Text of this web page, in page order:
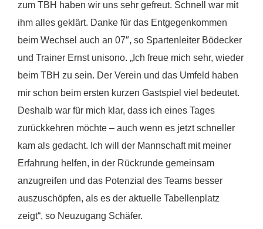
zum TBH haben wir uns sehr gefreut. Schnell war mit
ihm alles geklärt. Danke für das Entgegenkommen
beim Wechsel auch an 07″, so Spartenleiter Bödecker
und Trainer Ernst unisono. „Ich freue mich sehr, wieder
beim TBH zu sein. Der Verein und das Umfeld haben
mir schon beim ersten kurzen Gastspiel viel bedeutet.
Deshalb war für mich klar, dass ich eines Tages
zurückkehren möchte – auch wenn es jetzt schneller
kam als gedacht. Ich will der Mannschaft mit meiner
Erfahrung helfen, in der Rückrunde gemeinsam
anzugreifen und das Potenzial des Teams besser
auszuschöpfen, als es der aktuelle Tabellenplatz
zeigt“, so Neuzugang Schäfer.